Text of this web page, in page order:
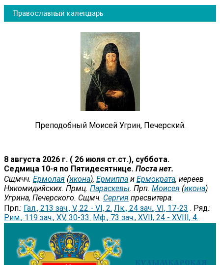
Православный календарь
Преподобный Моисей Угрин, Печерский.
8 августа 2026 г. ( 26 июля ст.ст.), суббота.
Седмица 10-я по Пятидесятнице. Поста нет.
Сщмчч. Ермолая (икона), Ермиппа и Ермократа, иереев
Никомидийских. Прмц. Параскевы. Прп. Моисея (икона)
Угрина, Печерского. Сщмч. Сергия пресвитера.
Прп.: Гал., 213 зач., V, 22 - VI, 2. Лк., 24 зач., VI, 17-23 . Ряд.:
Рим., 119 зач., XV, 30-33. Мф., 73 зач., XVII, 24 - XVIII, 4.
КУДЫМКАРСКАЯ